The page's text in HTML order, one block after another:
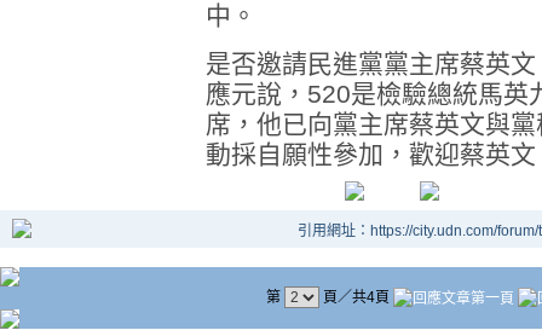
中。
是否邀請民進黨黨主席蔡英
應元說，520是檢驗總統馬英
席，他已向黨主席蔡英文與
動採自願性參加，歡迎蔡英
引用網址：https://city.udn.com/
第 頁／共4頁